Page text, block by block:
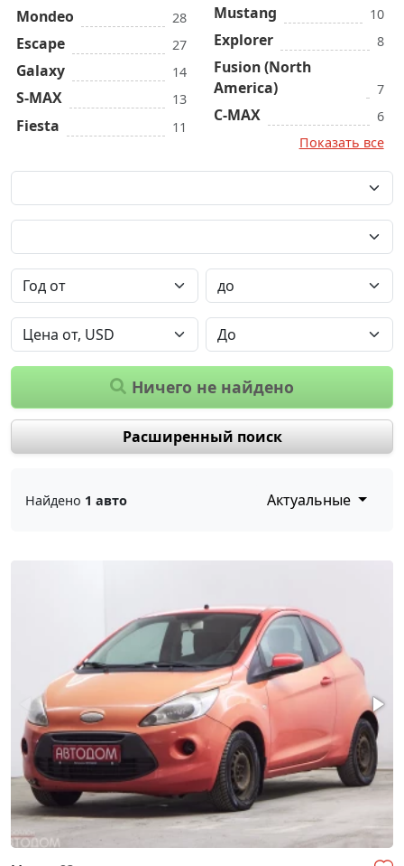
Mondeo 28
Escape 27
Galaxy 14
S-MAX 13
Fiesta 11
Mustang 10
Explorer 8
Fusion (North
America)
7
C-MAX
6
Показать все
Ничего не найдено
Расширенный поиск
Найдено 1 авто Актуальные